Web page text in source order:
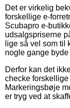
Det er virkelig
forskellige e-
Scubapro e-
udsalgspriserne
lige så vel som
nogle gange
Derfor kan det
checke
Markeringsbøje
er tryg ved at